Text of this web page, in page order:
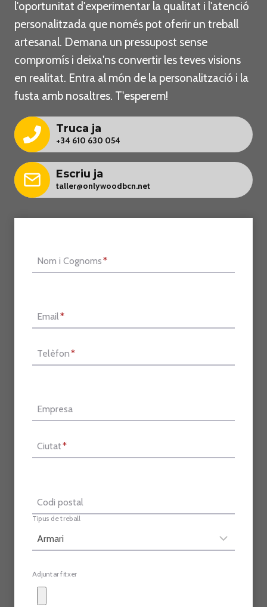
l'oportunitat d'experimentar la qualitat i l'atenció
personalitzada que només pot oferir un treball
artesanal. Demana un pressupost sense
compromís i deixa'ns convertir les teves visions
en realitat. Entra al món de la personalització i la
fusta amb nosaltres. T'esperem!
Truca ja
+34 610 630 054
Escriu ja
taller@onlywoodbcn.net
Nom i Cognoms*
Email*
Telèfon*
Empresa
Ciutat*
Codi postal
Tipus de treball
Adjuntar fitxer